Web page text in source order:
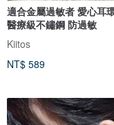
適合金屬過敏者 愛心耳
醫療級不鏽鋼 防過敏
Kiitos
NT$ 589